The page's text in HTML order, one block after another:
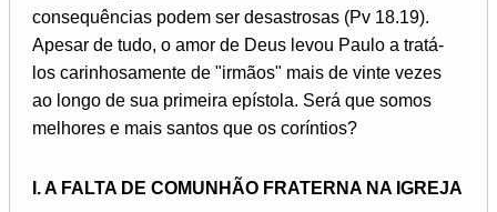
consequências podem ser desastrosas (Pv 18.19).
Apesar de tudo, o amor de Deus levou Paulo a tratá-
los carinhosamente de "irmãos" mais de vinte vezes
ao longo de sua primeira epístola. Será que somos
melhores e mais santos que os coríntios?
I. A FALTA DE COMUNHÃO FRATERNA NA IGREJA